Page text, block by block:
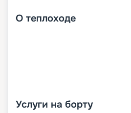
О теплоходе
Услуги на борту